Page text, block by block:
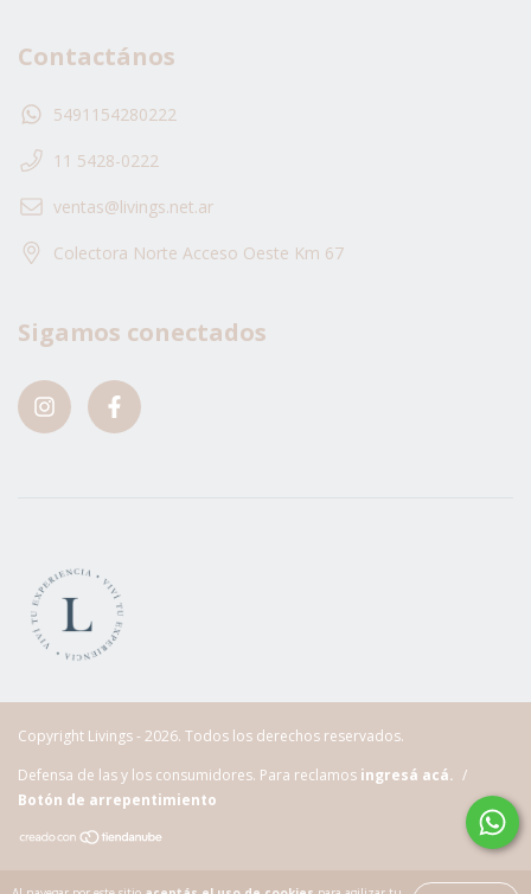
Contactános
5491154280222
11 5428-0222
ventas@livings.net.ar
Colectora Norte Acceso Oeste Km 67
Sigamos conectados
Copyright Livings - 2026. Todos los derechos reservados.
Defensa de las y los consumidores. Para reclamos ingresá acá. /
Botón de arrepentimiento